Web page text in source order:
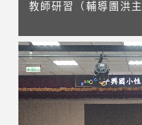
教師研習（輔導團洪